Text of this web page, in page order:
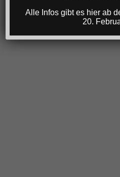
Alle Infos gibt es hier ab
20.